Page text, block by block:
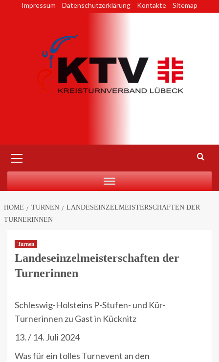
Impressum Datenschutzerklärung Kontakte Sitemap
Menu
HOME TURNEN
LANDESEINZELMEISTERSCHAFTEN DER
TURNERINNEN
Turnen
Landeseinzelmeisterschaften der
Turnerinnen
Schleswig-Holsteins P-Stufen- und Kür-
Turnerinnen zu Gast in Kücknitz
13. / 14. Juli 2024
Was für ein tolles Turnevent an den